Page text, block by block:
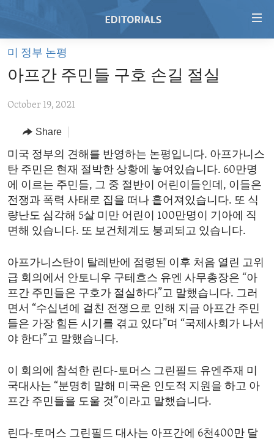
Skip
main
Skip
Navigation
Skip
to
Search
HOME
VIDEO
RADIO
REGIONS
AFRICA
AMERICAS
ASIA
EUROPE
TOPICS
HUMAN RIGHTS
SECURITY AND DEFENSE
AID AND DEVELOPMENT
ECONOMY AND TRADE
ENVIRONMENT AND HEALTH
IDEALS AND INSTITUTIONS
ARCHIVE
ABOUT US
FOLLOW US
미 정부 논평
아프간 주민들 구호 손길 절실
October 19, 2021
Share
미국 정부의 견해를 반영하는 논평입니다. 아프가니스
탄 주민은 현재 절박한 상황에 놓여있습니다. 60만명
에 이르는 주민들, 그 중 절반이 어린이들인데, 이들은
전쟁과 폭력 사태로 집을 떠나 흩어져있습니다. 또 식
량난도 심각해 5살 미만 어린이 100만명이 기아에 직
면해 있습니다. 또 보건체계도 붕괴되고 있습니다.
아프가니스탄이 탈레반에 점령된 이후 처음 열린 고위
급 회의에서 안토니우 구테흐스 유엔 사무총장은 “아
프간 주민들은 구호가 절실하다”고 말했습니다. 그러
면서 “수십년에 걸친 전쟁으로 인해 지금 아프간 주민
들은 가장 힘든 시기를 겪고 있다”며 “국제사회가 나서
야 한다”고 말했습니다.
이 회의에 참석한 린다-토머스 그린필드 유엔주재 미
국대사는 “분명히 말해 미국은 인도적 지원을 하고 아
프간 주민들을 도울 것”이라고 말했습니다.
린다-토머스 그린필드 대사는 아프간에 6천400만 달